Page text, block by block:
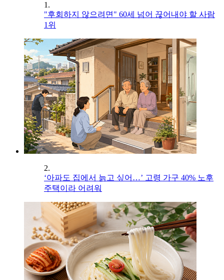
1.
"후회하지 않으려면" 60세 넘어 끊어내야 할 사람
1위
2.
‘아파도 집에서 늙고 싶어…’ 고령 가구 40% 노후
주택이라 어려워